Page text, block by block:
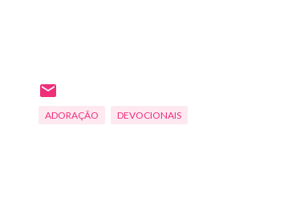
ADORAÇÃO DEVOCIONAIS